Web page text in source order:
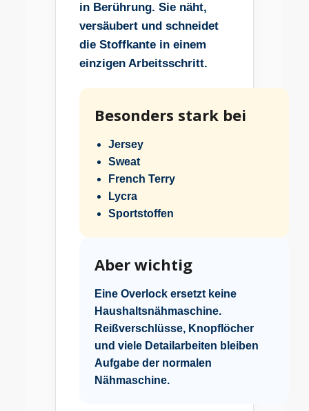
in Berührung. Sie näht,
versäubert und schneidet
die Stoffkante in einem
einzigen Arbeitsschritt.
Besonders stark bei
Jersey
Sweat
French Terry
Lycra
Sportstoffen
Aber wichtig
Eine Overlock ersetzt keine
Haushaltsnähmaschine.
Reißverschlüsse, Knopflöcher
und viele Detailarbeiten bleiben
Aufgabe der normalen
Nähmaschine.